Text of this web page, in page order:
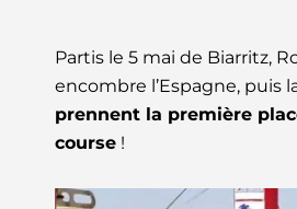
Partis le 5 mai de Biarritz,
encombre l’Espagne, puis
prennent la première
course !